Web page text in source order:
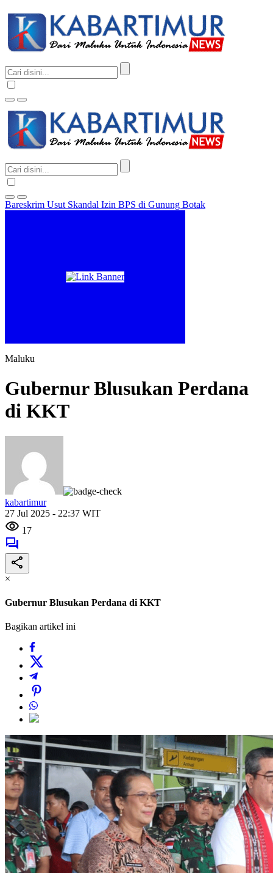
Bareskrim Usut Skandal Izin BPS di Gunung Botak
Maluku
Gubernur Blusukan Perdana
di KKT
kabartimur
27 Jul 2025 - 22:37 WIT
17
×
Gubernur Blusukan Perdana di KKT
Bagikan artikel ini